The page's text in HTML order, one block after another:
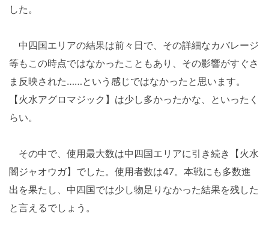
した。
中四国エリアの結果は前々日で、その詳細なカバレージ
等もこの時点ではなかったこともあり、その影響がすぐさ
ま反映された……という感じではなかったと思います。
【火水アグロマジック】は少し多かったかな、といったく
らい。
その中で、使用最大数は中四国エリアに引き続き【火水
闇ジャオウガ】でした。使用者数は47。本戦にも多数進
出を果たし、中四国では少し物足りなかった結果を残した
と言えるでしょう。